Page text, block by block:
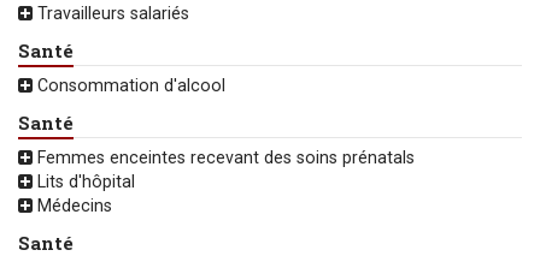
Travailleurs salariés
Santé
Consommation d'alcool
Santé
Femmes enceintes recevant des soins prénatals
Lits d'hôpital
Médecins
Santé